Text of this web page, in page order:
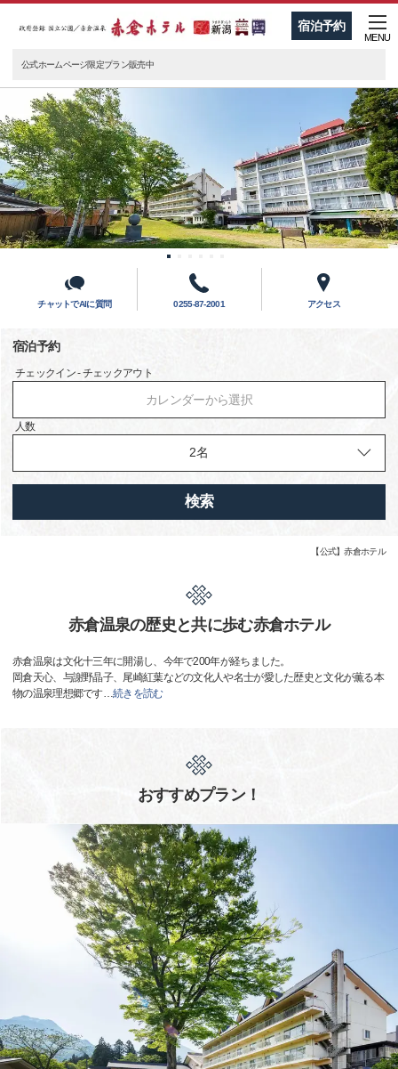
宿泊予約
MENU
公式ホームページ限定プラン販売中
チャットでAIに質問 0255-87-2001 アクセス
宿泊予約
チェックイン - チェックアウト
カレンダーから選択
人数
検索
【公式】赤倉ホテル
赤倉温泉の歴史と共に歩む赤倉ホテル
赤倉温泉は文化十三年に開湯し、今年で200年が経ちました。
岡倉天心、与謝野晶子、尾崎紅葉などの文化人や名士が愛した歴史と文化が薫る本
物の温泉理想郷です…続きを読む
おすすめプラン！